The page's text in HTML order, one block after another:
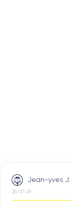
Jean-yves J.
26/07/26